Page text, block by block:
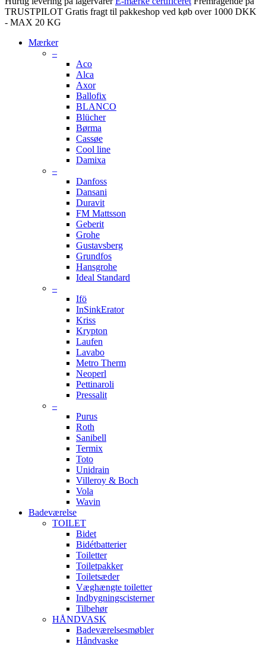
TRUSTPILOT Gratis fragt til pakkeshop ved køb over 1000 DKK
- MAX 20 KG
Mærker
–
Aco
Alca
Axor
Ballofix
BLANCO
Blücher
Børma
Cassøe
Cool line
Damixa
–
Danfoss
Dansani
Duravit
FM Mattsson
Geberit
Grohe
Gustavsberg
Grundfos
Hansgrohe
Ideal Standard
–
Ifö
InSinkErator
Kriss
Krypton
Laufen
Lavabo
Metro Therm
Neoperl
Pettinaroli
Pressalit
–
Purus
Roth
Sanibell
Termix
Toto
Unidrain
Villeroy & Boch
Vola
Wavin
Badeværelse
TOILET
Bidet
Bidétbatterier
Toiletter
Toiletpakker
Toiletsæder
Væghængte toiletter
Indbygningscisterner
Tilbehør
HÅNDVASK
Badeværelsesmøbler
Håndvaske